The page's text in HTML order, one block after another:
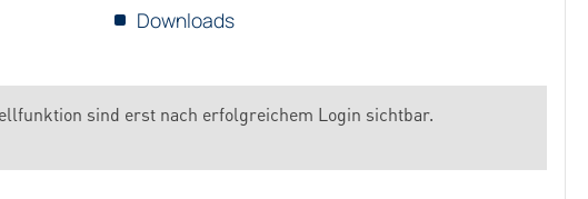
Downloads
sind erst nach erfolgreichem Login sichtbar.